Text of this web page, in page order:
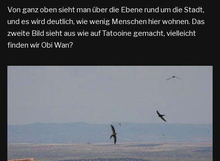
Von ganz oben sieht man über die Ebene rund um die Stadt,
und es wird deutlich, wie wenig Menschen hier wohnen. Das
zweite Bild sieht aus wie auf Tatooine gemacht, vielleicht
finden wir Obi Wan?